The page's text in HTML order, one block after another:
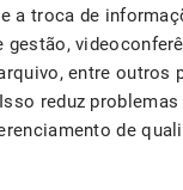
a troca de
gestão,
entre outros
reduz problemas
de